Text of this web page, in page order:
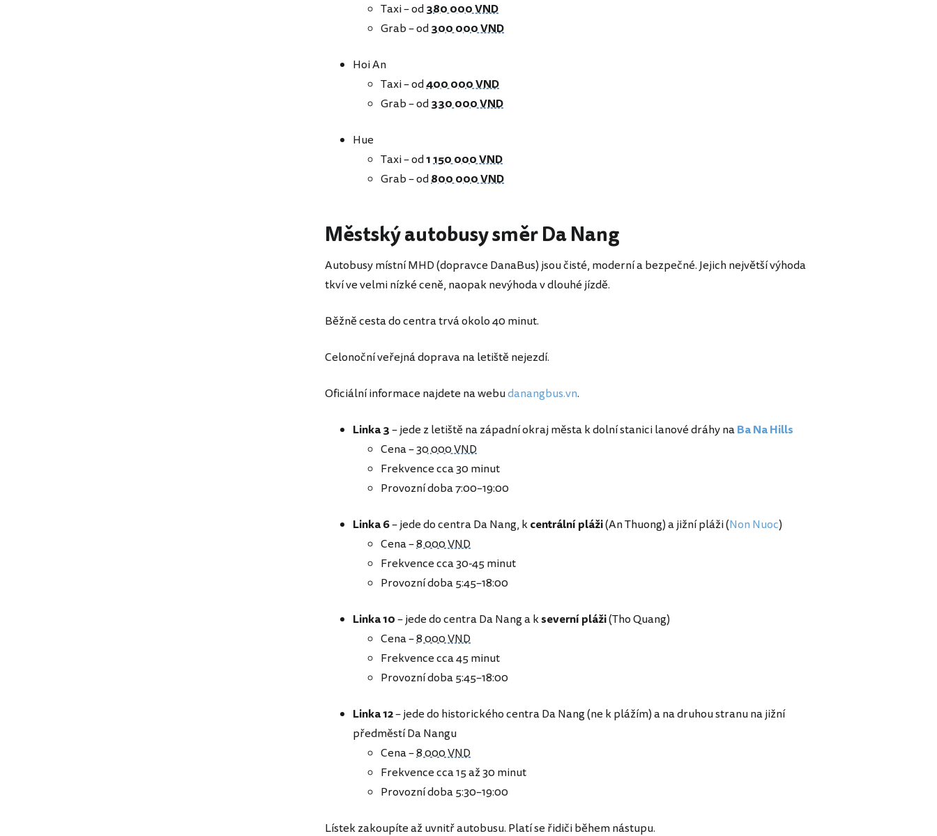
Taxi – od380 000 VND
Grab – od300 000 VND
Hoi An
​​​​​​​Taxi – od400 000 VND
Grab – od330 000 VND
Hue
Taxi – od1150 000 VND
Grab – od800 000 VND
Městský autobusy směr Da Nang
Autobusy místní MHD (dopravce DanaBus) jsou čisté, moderní a bezpečné. Jejich největší výhoda
tkví ve velmi nízké ceně, naopak nevýhoda v dlouhé jízdě.
Běžně cesta do centra trvá okolo 40 minut.
Celonoční veřejná doprava na letiště nejezdí.
Oficiální informace najdete na webudanangbus.vn.
Linka 3– jede z letiště na západní okraj města k dolní stanici lanové dráhy naBa Na Hills
Cena –30 000 VND
Frekvence cca 30 minut
Provozní doba 7:00–19:00
Linka 6– jede do centra Da Nang, kcentrální pláži(An Thuong) a jižní pláži (Non Nuoc)
Cena –8 000 VND
Frekvence cca 30-45 minut
Provozní doba 5:45–18:00
Linka 10– jede do centra Da Nang a kseverní pláži(Tho Quang)
Cena –8 000 VND
Frekvence cca 45 minut
Provozní doba 5:45–18:00
Linka 12– jede do historického centra Da Nang (ne k plážím) a na druhou stranu na jižní
předměstí Da Nangu
Cena –8 000 VND
Frekvence cca 15 až 30 minut
Provozní doba 5:30–19:00
Lístek zakoupíte až uvnitř autobusu. Platí se řidiči během nástupu.